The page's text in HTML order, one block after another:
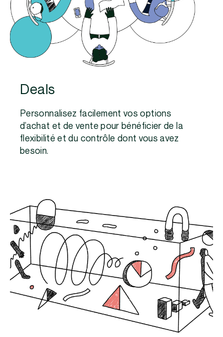
Deals
Personnalisez facilement vos options
d’achat et de vente pour bénéficier de la
flexibilité et du contrôle dont vous avez
besoin.